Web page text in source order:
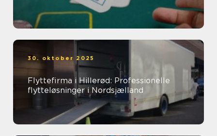
30. oktober 2025
Flyttefirma i Hillerød: Professionelle
flytteløsninger i Nordsjælland